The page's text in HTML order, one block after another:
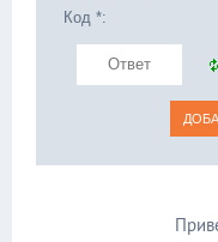
Код *: